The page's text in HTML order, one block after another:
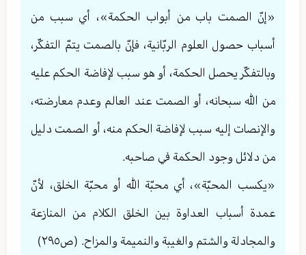
«إنّ الصمت باب من أبواب الحكمة»، أي سبب من
أسباب حصول العلوم الربّانية، فإنّ بالصمت يتمّ التفكّر،
وبالتفكّر يحصل الحكمة، أو هو سبب لإفاضة الحكم عليه
من الله سبحانه، أو الصمت عند العالم وعدم معارضته،
والإنصات إليه سبب لإفاضة الحكم منه، أو الصمت دليل
من دلائل وجود الحكمة في صاحبه.
«يكسب المحبّة»، أي محبّة الله أو محبّة الخلق، لأنّ
عمدة أسباب العداوة بين الخلق الكلام من المنازعة
والمجادلة والشتم والغيبة والنميمة والمزاح. (ص٢٩٥)